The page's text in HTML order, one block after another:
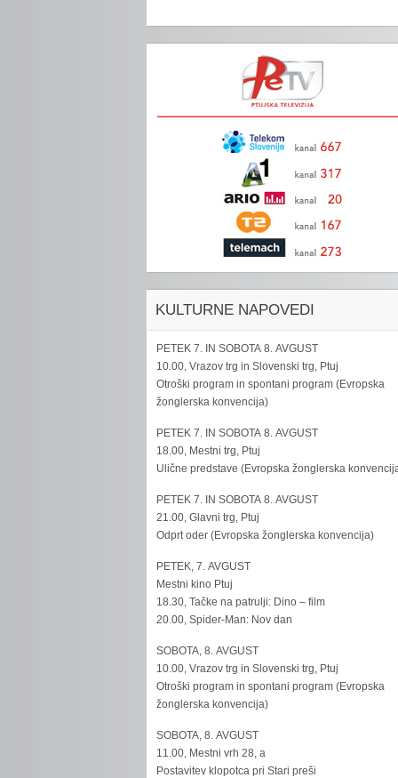
KULTURNE NAPOVEDI
PETEK 7. IN SOBOTA 8. AVGUST
10.00, Vrazov trg in Slovenski trg, Ptuj
Otroški program in spontani program (Evropska
žonglerska konvencija)
PETEK 7. IN SOBOTA 8. AVGUST
18.00, Mestni trg, Ptuj
Ulične predstave (Evropska žonglerska
PETEK 7. IN SOBOTA 8. AVGUST
21.00, Glavni trg, Ptuj
Odprt oder (Evropska žonglerska konvencija)
PETEK, 7. AVGUST
Mestni kino Ptuj
18.30, Tačke na patrulji: Dino – film
20.00, Spider-Man: Nov dan
SOBOTA, 8. AVGUST
10.00, Vrazov trg in Slovenski trg, Ptuj
Otroški program in spontani program (Evropska
žonglerska konvencija)
SOBOTA, 8. AVGUST
11.00, Mestni vrh 28, a
Postavitev klopotca pri Stari preši